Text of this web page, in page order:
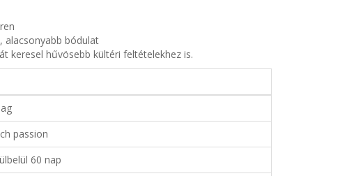
alacsonyabb bódulat
keresel hűvösebb kültéri feltételekhez is.
passion
60 nap